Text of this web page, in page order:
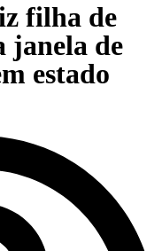
filha de
janela de
estado